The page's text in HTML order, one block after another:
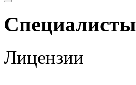
Специалисты
Лицензии